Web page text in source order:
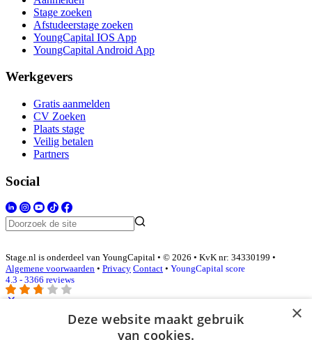
Stage zoeken
Afstudeerstage zoeken
YoungCapital IOS App
YoungCapital Android App
Werkgevers
Gratis aanmelden
CV Zoeken
Plaats stage
Veilig betalen
Partners
Social
Stage.nl is onderdeel van YoungCapital • © 2026 • KvK nr: 34330199 •
Algemene voorwaarden • Privacy Contact • YoungCapital score
4.3 - 3366 reviews
Inloggen als bedrijf
×
Deze website maakt gebruik
van cookies.